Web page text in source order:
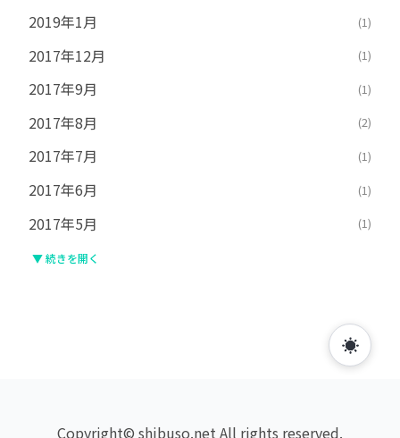
2019年1月 (1)
2017年12月 (1)
2017年9月 (1)
2017年8月 (2)
2017年7月 (1)
2017年6月 (1)
2017年5月 (1)
▼ 続きを開く
Copyright© shibuso.net All rights reserved.
☀️